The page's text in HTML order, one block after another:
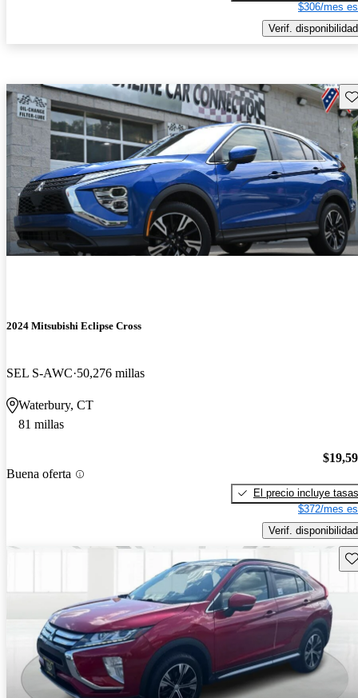
$306/mes
Verif. disponibilidad
2024 Mitsubishi Eclipse Cross
SEL S-AWC 50,276 millas
Waterbury, CT
81 millas
Buena oferta
El precio incluye tasas
$372/mes
Verif. disponibilidad